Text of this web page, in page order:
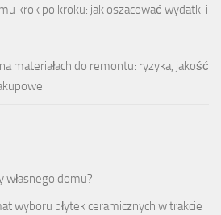
krok po kroku: jak oszacować wydatki i
materiałach do remontu: ryzyka, jakość
własnego domu?
wyboru płytek ceramicznych w trakcie